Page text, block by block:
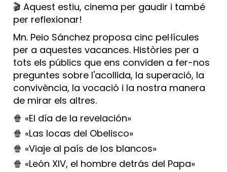
🎬 Aquest estiu, cinema per gaudir i també
per reflexionar!
Mn. Peio Sánchez proposa cinc pel·lícules
per a aquestes vacances. Històries per a
tots els públics que ens conviden a fer-nos
preguntes sobre l'acollida, la superació, la
convivència, la vocació i la nostra manera
de mirar els altres.
🍿 «El día de la revelación»
🍿 «Las locas del Obelisco»
🍿 «Viaje al país de los blancos»
🍿 «León XIV, el hombre detrás del Papa»